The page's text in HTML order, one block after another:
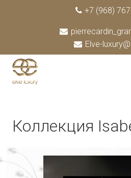
+7 (968)
Elve-
Коллекция